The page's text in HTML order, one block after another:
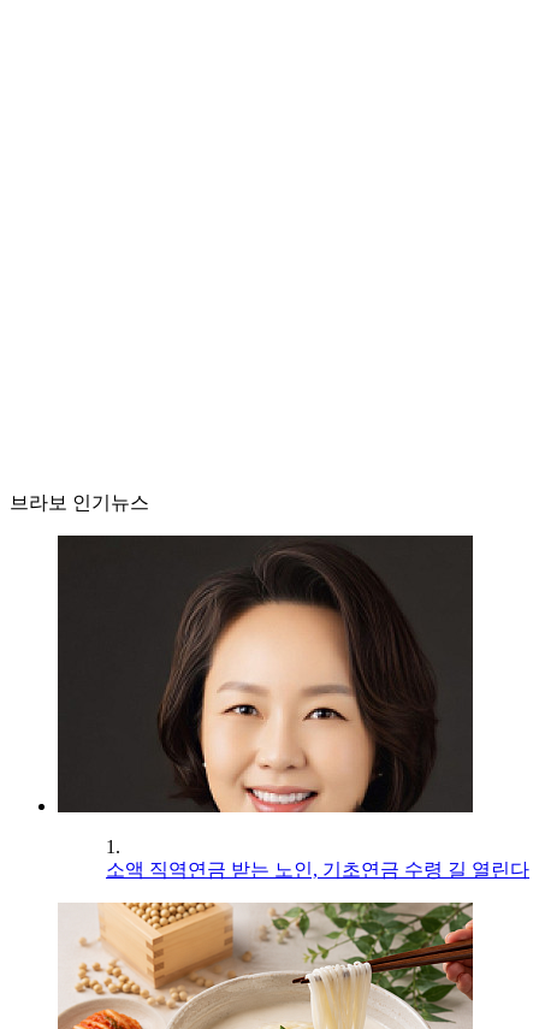
브라보 인기뉴스
1.
소액 직역연금 받는 노인, 기초연금 수령 길 열린다